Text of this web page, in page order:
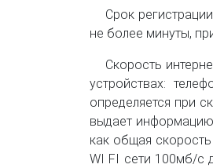
Срок
не более минуты,
Скорость
устройствах:
определяется при
выдает
как общая
WI
FI сети 100мб/c